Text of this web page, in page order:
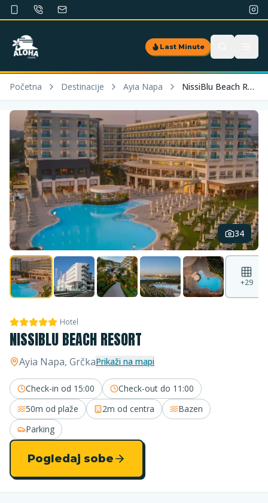
Last Minute
Početna Destinacije Ayia Napa NissiBlu Beach Resort
34
+29
Hotel
NISSIBLU BEACH RESORT
Ayia Napa, GrčkaPrikaži na mapi
Check-in od 15:00 Check-out do 11:00
50m od plaže 2m od centra
Bazen
Parking
Pogledaj sobe